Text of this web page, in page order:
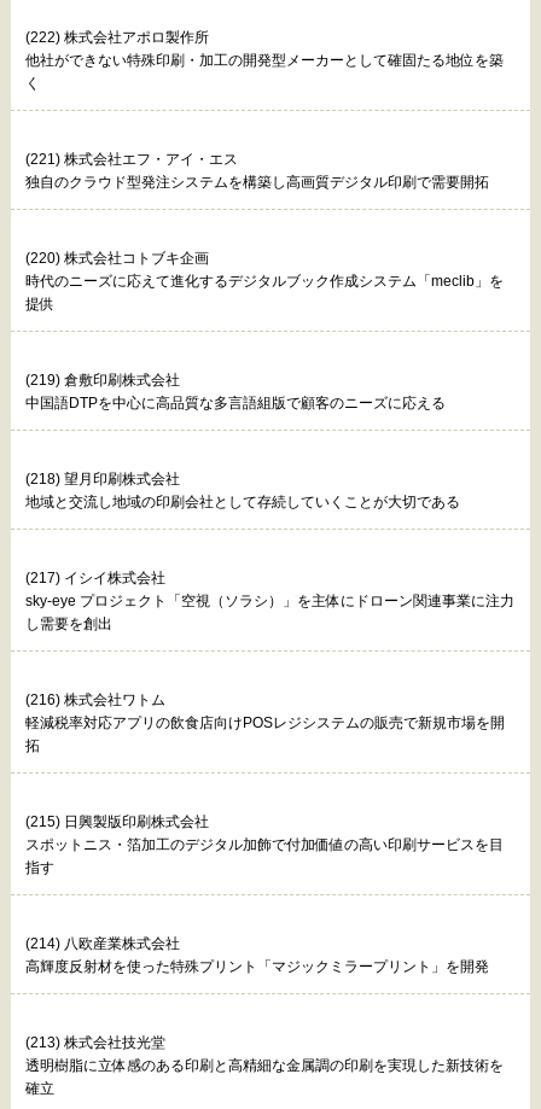
(222) 株式会社アポロ製作所
他社ができない特殊印刷・加工の開発型メーカーとして確固たる地位を築
く
(221) 株式会社エフ・アイ・エス
独自のクラウド型発注システムを構築し高画質デジタル印刷で需要開拓
(220) 株式会社コトブキ企画
時代のニーズに応えて進化するデジタルブック作成システム「meclib」を
提供
(219) 倉敷印刷株式会社
中国語DTPを中心に高品質な多言語組版で顧客のニーズに応える
(218) 望月印刷株式会社
地域と交流し地域の印刷会社として存続していくことが大切である
(217) イシイ株式会社
sky-eye プロジェクト「空視（ソラシ）」を主体にドローン関連事業に注力
し需要を創出
(216) 株式会社ワトム
軽減税率対応アプリの飲食店向けPOSレジシステムの販売で新規市場を開
拓
(215) 日興製版印刷株式会社
スポットニス・箔加工のデジタル加飾で付加価値の高い印刷サービスを目
指す
(214) 八欧産業株式会社
高輝度反射材を使った特殊プリント「マジックミラープリント」を開発
(213) 株式会社技光堂
透明樹脂に立体感のある印刷と高精細な金属調の印刷を実現した新技術を
確立